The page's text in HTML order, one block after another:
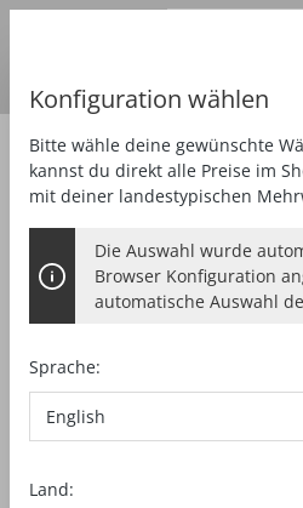
Fräsen Zapfenfräse
Konfiguration wählen
Bitte wähle deine gewünschte
kannst du direkt alle Preise im
mit deiner landestypischen
Die Auswahl wurde
Browser Konfiguration
automatische Auswahl
Sprache:
Land: